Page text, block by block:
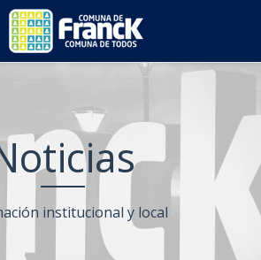
institucional y local